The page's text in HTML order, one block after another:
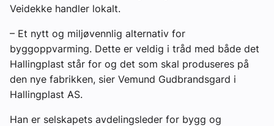
Veidekke handler lokalt.
– Et nytt og miljøvennlig alternativ for
byggoppvarming. Dette er veldig i tråd med både det
Hallingplast står for og det som skal produseres på
den nye fabrikken, sier Vemund Gudbrandsgard i
Hallingplast AS.
Han er selskapets avdelingsleder for bygg og